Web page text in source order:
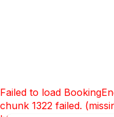
Failed to load
chunk 1322 failed.